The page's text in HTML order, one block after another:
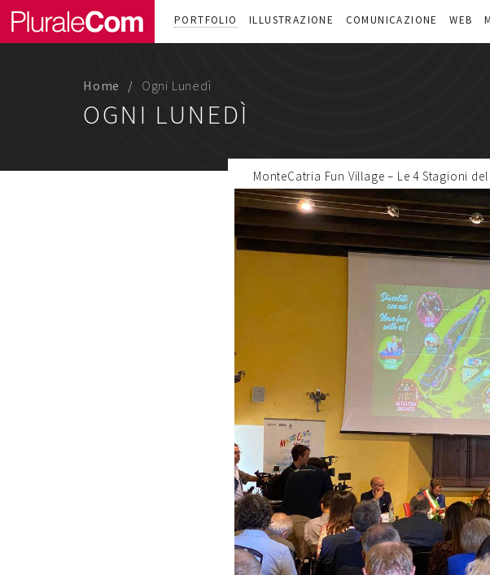
PORTFOLIO ILLUSTRAZIONE COMUNICAZIONE WEB
Home Ogni Lunedì
OGNI LUNEDÌ
MonteCatria Fun Village – Le 4 Stagioni